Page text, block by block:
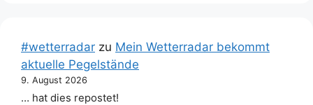
#wetterradar zu Mein Wetterradar bekommt
aktuelle Pegelstände
9. August 2026
… hat dies repostet!